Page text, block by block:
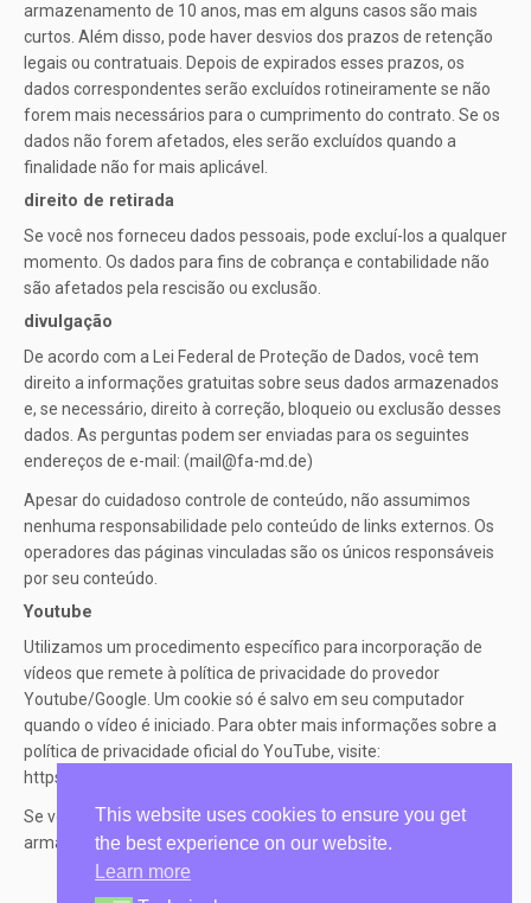
armazenamento de 10 anos, mas em alguns casos são mais
curtos. Além disso, pode haver desvios dos prazos de retenção
legais ou contratuais. Depois de expirados esses prazos, os
dados correspondentes serão excluídos rotineiramente se não
forem mais necessários para o cumprimento do contrato. Se os
dados não forem afetados, eles serão excluídos quando a
finalidade não for mais aplicável.
direito de retirada
Se você nos forneceu dados pessoais, pode excluí-los a qualquer
momento. Os dados para fins de cobrança e contabilidade não
são afetados pela rescisão ou exclusão.
divulgação
De acordo com a Lei Federal de Proteção de Dados, você tem
direito a informações gratuitas sobre seus dados armazenados
e, se necessário, direito à correção, bloqueio ou exclusão desses
dados. As perguntas podem ser enviadas para os seguintes
endereços de e-mail: (mail@fa-md.de)
Apesar do cuidadoso controle de conteúdo, não assumimos
nenhuma responsabilidade pelo conteúdo de links externos. Os
operadores das páginas vinculadas são os únicos responsáveis ​​
por seu conteúdo.
Youtube
Utilizamos um procedimento específico para incorporação de
vídeos que remete à política de privacidade do provedor
Youtube/Google. Um cookie só é salvo em seu computador
quando o vídeo é iniciado. Para obter mais informações sobre a
política de privacidade oficial do YouTube, visite:
https://policies.google.com/privacy
Se você quiser ter certeza de que nenhum dado será
armazenado no YouTube, não clique nos vídeos incorporados.
This website uses cookies to ensure you get
the best experience on our website.
Learn more